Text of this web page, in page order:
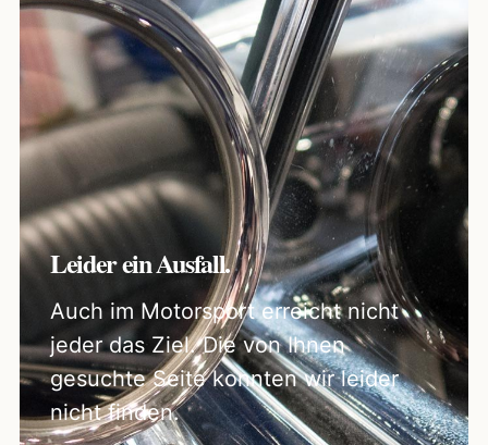
Leider ein Ausfall.
Auch im Motorsport erreicht nicht
jeder das Ziel. Die von Ihnen
gesuchte Seite konnten wir leider
nicht finden.